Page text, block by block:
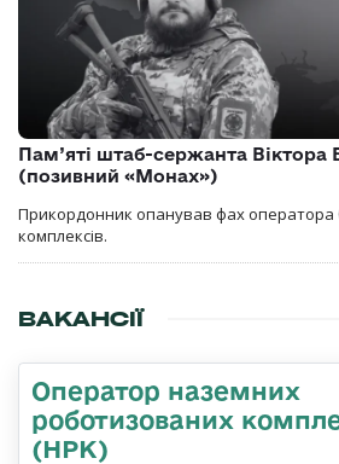
Пам’яті штаб-сержанта Віктора
(позивний «Монах»)
Прикордонник опанував фах оператора
комплексів.
ВАКАНСІЇ
Оператор наземних
роботизованих
(НРК)